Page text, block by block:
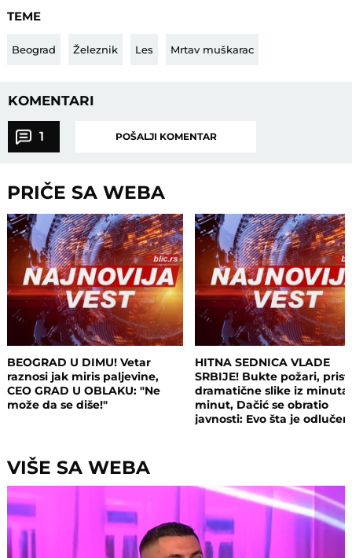
TEME
Beograd Železnik Les Mrtav muškarac
KOMENTARI
1 POŠALJI KOMENTAR
PRIČE SA WEBA
BEOGRAD U DIMU! Vetar
raznosi jak miris paljevine,
CEO GRAD U OBLAKU: "Ne
može da se diše!"
HITNA SEDNICA VLADE
SRBIJE! Bukte požari,
dramatične slike iz minuta
minut, Dačić se obratio
javnosti: Evo šta je
VIŠE SA WEBA